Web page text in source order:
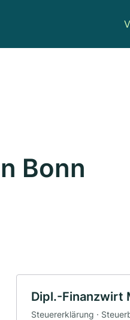
Bonn
Dipl.-Finanzwirt
Steuererklärung ·